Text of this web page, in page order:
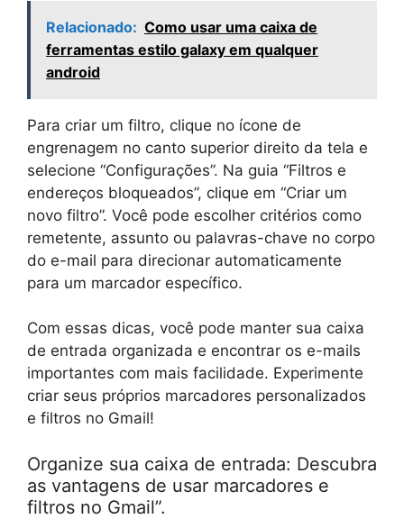
Relacionado: Como usar uma caixa de
ferramentas estilo galaxy em qualquer
android
Para criar um filtro, clique no ícone de
engrenagem no canto superior direito da tela e
selecione “Configurações”. Na guia “Filtros e
endereços bloqueados”, clique em “Criar um
novo filtro”. Você pode escolher critérios como
remetente, assunto ou palavras-chave no corpo
do e-mail para direcionar automaticamente
para um marcador específico.
Com essas dicas, você pode manter sua caixa
de entrada organizada e encontrar os e-mails
importantes com mais facilidade. Experimente
criar seus próprios marcadores personalizados
e filtros no Gmail!
Organize sua caixa de entrada: Descubra
as vantagens de usar marcadores e
filtros no Gmail”.